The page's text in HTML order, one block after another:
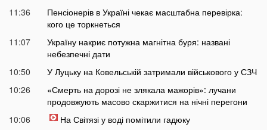
11:36
Пенсіонерів в Україні чекає масштабна перевірка:
кого це торкнеться
11:07
Україну накриє потужна магнітна буря: названі
небезпечні дати
10:50
У Луцьку на Ковельській затримали військового у СЗЧ
10:26
«Смерть на дорозі не злякала мажорів»: лучани
продовжують масово скаржитися на нічні перегони
10:06
На Світязі у воді помітили гадюку